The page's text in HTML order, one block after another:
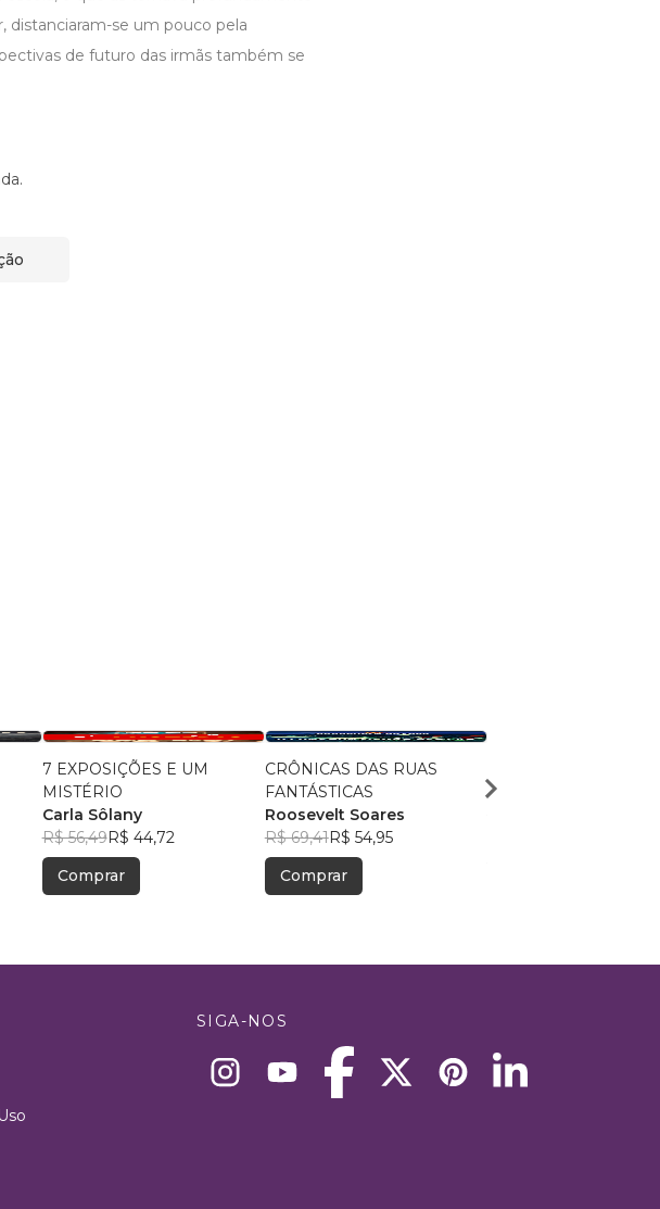
distanciaram-se um pouco pela
de futuro das irmãs também se
7 EXPOSIÇÕES E UM
MISTÉRIO
Carla Sôlany
R$ 56,49R$ 44,72
Comprar
CRÔNICAS DAS RUAS
FANTÁSTICAS
Roosevelt Soares
R$ 69,41R$ 54,95
Comprar
Edivaldo Pereira
SIGA-NOS